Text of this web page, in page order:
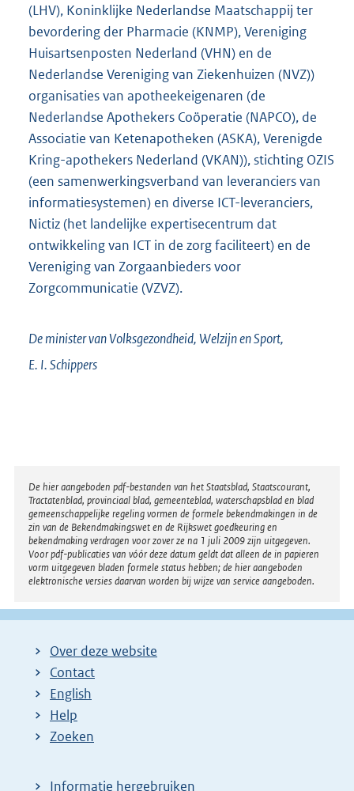
(LHV), Koninklijke Nederlandse Maatschappij ter
bevordering der Pharmacie (KNMP), Vereniging
Huisartsenposten Nederland (VHN) en de
Nederlandse Vereniging van Ziekenhuizen (NVZ))
organisaties van apotheekeigenaren (de
Nederlandse Apothekers Coöperatie (NAPCO), de
Associatie van Ketenapotheken (ASKA), Verenigde
Kring-apothekers Nederland (VKAN)), stichting OZIS
(een samenwerkingsverband van leveranciers van
informatiesystemen) en diverse ICT-leveranciers,
Nictiz (het landelijke expertisecentrum dat
ontwikkeling van ICT in de zorg faciliteert) en de
Vereniging van Zorgaanbieders voor
Zorgcommunicatie (VZVZ).
De minister van Volksgezondheid, Welzijn en Sport,
E. I.Schippers
Disclaimer
De hier aangeboden pdf-bestanden van het Staatsblad, Staatscourant,
Tractatenblad, provinciaal blad, gemeenteblad, waterschapsblad en blad
gemeenschappelijke regeling vormen de formele bekendmakingen in de
zin van de Bekendmakingswet en de Rijkswet goedkeuring en
bekendmaking verdragen voor zover ze na 1 juli 2009 zijn uitgegeven.
Voor pdf-publicaties van vóór deze datum geldt dat alleen de in papieren
vorm uitgegeven bladen formele status hebben; de hier aangeboden
elektronische versies daarvan worden bij wijze van service aangeboden.
Over deze website
Contact
English
Help
Zoeken
Informatie hergebruiken